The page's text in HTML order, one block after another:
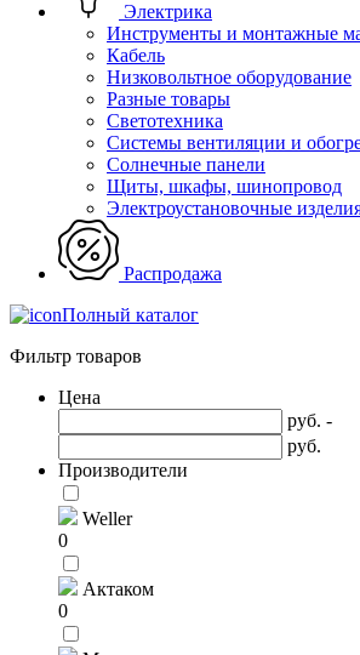
Электрика
Инструменты и монтажные
Кабель
Низковольтное оборудование
Разные товары
Светотехника
Системы вентиляции и
Солнечные панели
Щиты, шкафы, шинопровод
Электроустановочные
Распродажа
Полный каталог
Фильтр товаров
Цена
руб. -
руб.
Производители
Weller
0
Актаком
0